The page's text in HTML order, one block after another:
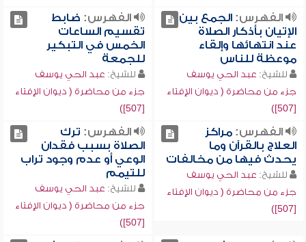
الفهرس:الجمع بين
الإتيان بأذكار الصلاة
عند انتهائها وإلقاء
موعظة للناس
للشيخ: عبد الحي يوسف
جزء من محاضرة ( ديوان الإفتاء
[507])
الفهرس: ضابط
تقسيم الساعات
الخمس في التبكير
للجمعة
للشيخ: عبد الحي يوسف
جزء من محاضرة ( ديوان الإفتاء
[507])
الفهرس:مراكز
العلاج بالقرآن وما
يحدث فيها من مخالفات
للشيخ: عبد الحي يوسف
جزء من محاضرة ( ديوان الإفتاء
[507])
الفهرس: ترك
الصلاة بسبب فقدان
الوعي أو عدم وجود تراب
للتيمم
للشيخ: عبد الحي يوسف
جزء من محاضرة ( ديوان الإفتاء
[507])